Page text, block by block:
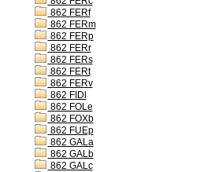
862 FERf
862 FERm
862 FERp
862 FERr
862 FERs
862 FERt
862 FERv
862 FIDl
862 FOLe
862 FOXb
862 FUEp
862 GALa
862 GALb
862 GALc